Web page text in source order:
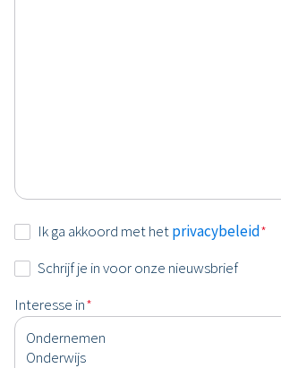
Instemming
Ik ga akkoord met hetprivacybeleid*
Nieuwsbrief
Schrijf je in voor onze nieuwsbrief
Interesse in*